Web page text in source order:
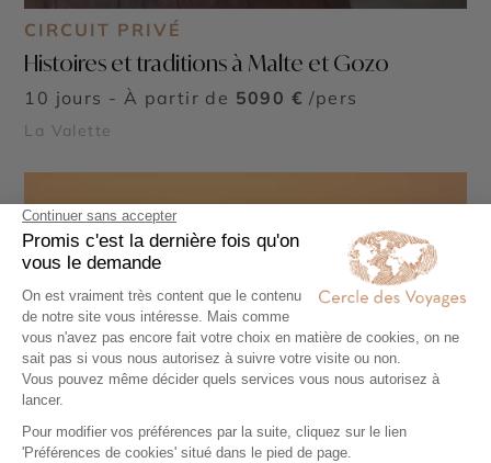
CIRCUIT PRIVÉ
Histoires et traditions à Malte et Gozo
10 jours - À partir de 5090 € /pers
La Valette